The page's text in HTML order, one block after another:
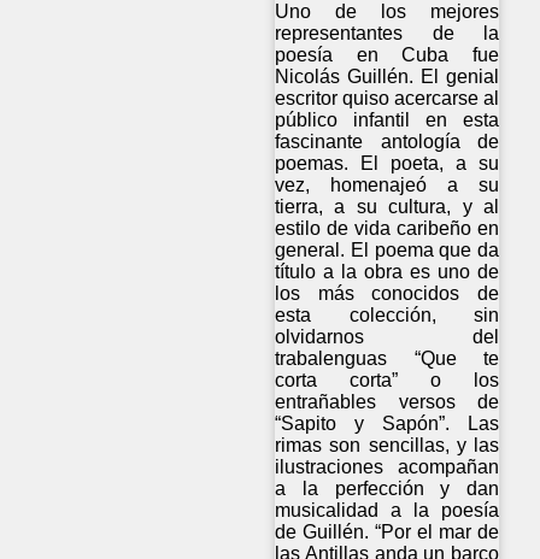
Uno de los mejores
representantes de la
poesía en Cuba fue
Nicolás Guillén. El genial
escritor quiso acercarse al
público infantil en esta
fascinante antología de
poemas. El poeta, a su
vez, homenajeó a su
tierra, a su cultura, y al
estilo de vida caribeño en
general. El poema que da
título a la obra es uno de
los más conocidos de
esta colección, sin
olvidarnos del
trabalenguas “Que te
corta corta” o los
entrañables versos de
“Sapito y Sapón”. Las
rimas son sencillas, y las
ilustraciones acompañan
a la perfección y dan
musicalidad a la poesía
de Guillén. “Por el mar de
las Antillas anda un barco